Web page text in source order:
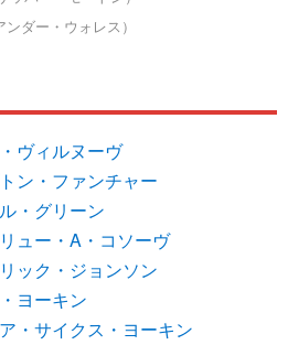
ンダー・ウォレス）
ヴィルヌーヴ
ン・ファンチャー
・グリーン
ュー・A・コソーヴ
ック・ジョンソン
ヨーキン
・サイクス・ヨーキン